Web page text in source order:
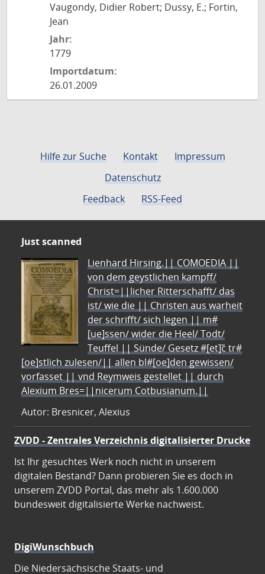
Vaugondy, Didier Robert; Dussy, E.; Fortin,
Jean
Jahr:
1779
Importdatum:
26.01.2009
Hilfe zur Suche Kontakt
Impressum
Datenschutz
Feedback
RSS-Feed
Just scanned
Lienhard Hirsing.|| COMOEDIA ||
von dem geystlichen kampff/
Christ=||licher Ritterschafft/ das
ist/ wie die || Christen aus warheit
der schrifft/ sich legen || m#
[ue]ssen/ wider die Heel/ Todt/
Teuffel || Sünde/ Gesetz #[et]c̃ tr#
[oe]stlich zulesen/|| allen bl#[oe]den gewissen/
vorfasset || vnd Reymweis gestellet || durch
Alexium Bres=||nicerum Cotbusianum.||
Autor: Bresnicer, Alexius
ZVDD - Zentrales Verzeichnis digitalisierter Drucke
Ist Ihr gesuchtes Werk noch nicht in unserem
digitalen Bestand? Dann probieren Sie es doch in
unserem ZVDD Portal, das mehr als 1.600.000
bundesweit digitalisierte Werke nachweist.
DigiWunschbuch
Die Niedersächsische Staats- und